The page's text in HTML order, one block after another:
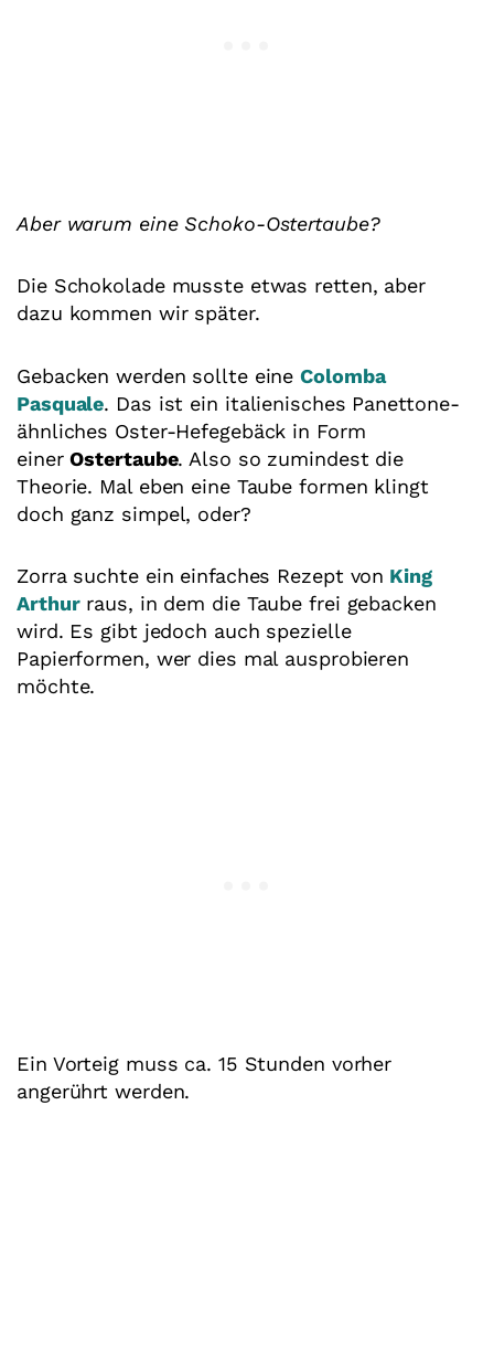
Aber warum eine Schoko-Ostertaube?
Die Schokolade musste etwas retten, aber
dazu kommen wir später.
Gebacken werden sollte eineColomba
Pasquale. Das ist ein italienisches Panettone-
ähnliches Oster-Hefegebäck in Form
einerOstertaube. Also so zumindest die
Theorie. Mal eben eine Taube formen klingt
doch ganz simpel, oder?
Zorra suchte ein einfaches Rezept von King
Arthurraus, in dem die Taube frei gebacken
wird. Es gibt jedoch auch spezielle
Papierformen, wer dies mal ausprobieren
möchte.
Ein Vorteig muss ca. 15 Stunden vorher
angerührt werden.